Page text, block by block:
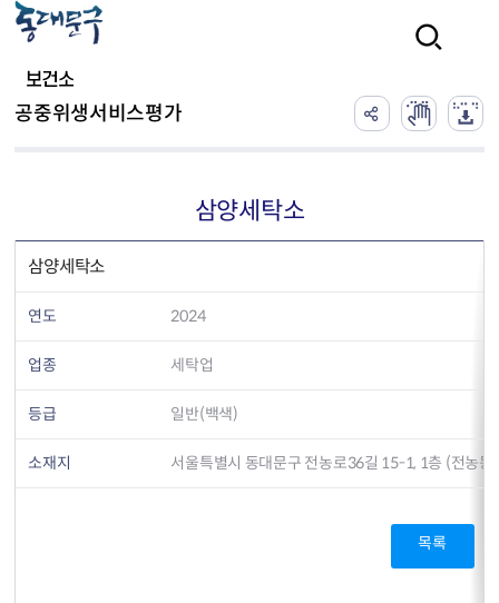
보건소
공중위생서비스평가
삼양세탁소
삼양세탁소
연도 2024
업종 세탁업
등급 일반(백색)
소재지 서울특별시 동대문구 전농로36길 15-1, 1층 (전농동)
목록